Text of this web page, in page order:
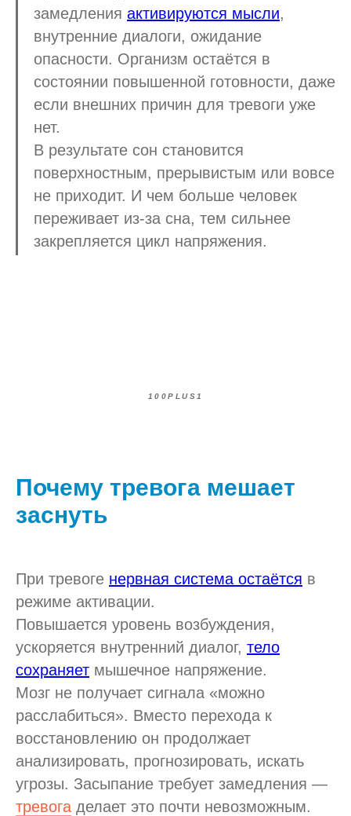
замедления активируются мысли,
внутренние диалоги, ожидание
опасности. Организм остаётся в
состоянии повышенной готовности, даже
если внешних причин для тревоги уже
нет.
В результате сон становится
поверхностным, прерывистым или вовсе
не приходит. И чем больше человек
переживает из-за сна, тем сильнее
закрепляется цикл напряжения.
100PLUS1
Почему тревога мешает
заснуть
При тревоге нервная система остаётся в
режиме активации.
Повышается уровень возбуждения,
ускоряется внутренний диалог, тело
сохраняет мышечное напряжение.
Мозг не получает сигнала «можно
расслабиться». Вместо перехода к
восстановлению он продолжает
анализировать, прогнозировать, искать
угрозы. Засыпание требует замедления —
тревога делает это почти невозможным.